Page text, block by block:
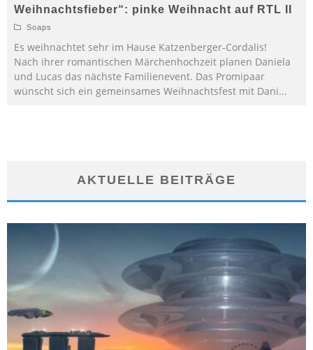
Weihnachtsfieber“: pinke Weihnacht auf RTL II
Soaps
Es weihnachtet sehr im Hause Katzenberger-Cordalis!
Nach ihrer romantischen Märchenhochzeit planen Daniela
und Lucas das nächste Familienevent. Das Promipaar
wünscht sich ein gemeinsames Weihnachtsfest mit Dani...
AKTUELLE BEITRÄGE